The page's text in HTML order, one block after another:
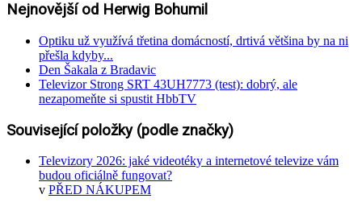
Nejnovější od Herwig Bohumil
Optiku už využívá třetina domácností, drtivá většina by na ni
přešla kdyby...
Den Šakala z Bradavic
Televizor Strong SRT 43UH7773 (test): dobrý, ale
nezapomeňte si spustit HbbTV
Související položky (podle značky)
Televizory 2026: jaké videotéky a internetové televize vám
budou oficiálně fungovat?
v PŘED NÁKUPEM